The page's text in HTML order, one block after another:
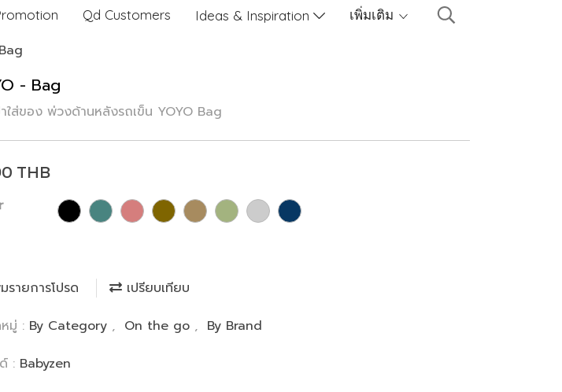
Qd Customers Ideas & Inspiration เพิ่มเติม
- Bag
าใส่ของ พ่วงด้านหลังรถเข็น YOYO Bag
THB
รายการโปรด
เปรียบเทียบ
มู่ : By Category , On the go , By Brand
: Babyzen